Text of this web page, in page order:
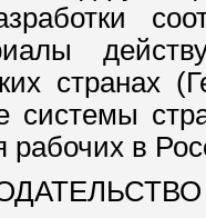
странах
системы
рабочих в